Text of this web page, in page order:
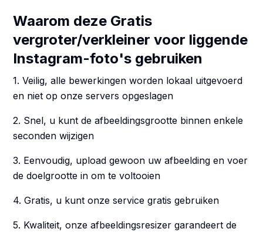
Waarom deze Gratis
vergroter/verkleiner voor liggende
Instagram-foto's gebruiken
1. Veilig, alle bewerkingen worden lokaal uitgevoerd
en niet op onze servers opgeslagen
2. Snel, u kunt de afbeeldingsgrootte binnen enkele
seconden wijzigen
3. Eenvoudig, upload gewoon uw afbeelding en voer
de doelgrootte in om te voltooien
4. Gratis, u kunt onze service gratis gebruiken
5. Kwaliteit, onze afbeeldingsresizer garandeert de